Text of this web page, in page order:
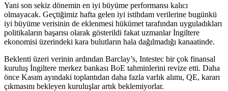
Yani son sekiz dönemin en iyi büyüme performansı kalıcı
olmayacak. Geçtiğimiz hafta gelen iyi istihdam verilerine bugünkü
iyi büyüme verisinin de eklenmesi hükümet tarafından uyguladıkları
politikaların başarısı olarak gösterildi fakat uzmanlar İngiltere
ekonomisi üzerindeki kara bulutların hala dağılmadığı kanaatinde.
Beklenti üzeri verinin ardından Barclay’s, Intestec bir çok finansal
kuruluş İngiltere merkez bankası BoE tahminlerini revize etti. Daha
önce Kasım ayındaki toplantıdan daha fazla varlık alımı, QE, kararı
çıkmasını bekleyen kuruluşlar artık beklemiyorlar.